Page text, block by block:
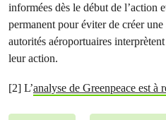
informées dès le début de l’action
permanent pour éviter de créer
autorités aéroportuaires
leur action.
[2] L’analyse de Greenpeace est à